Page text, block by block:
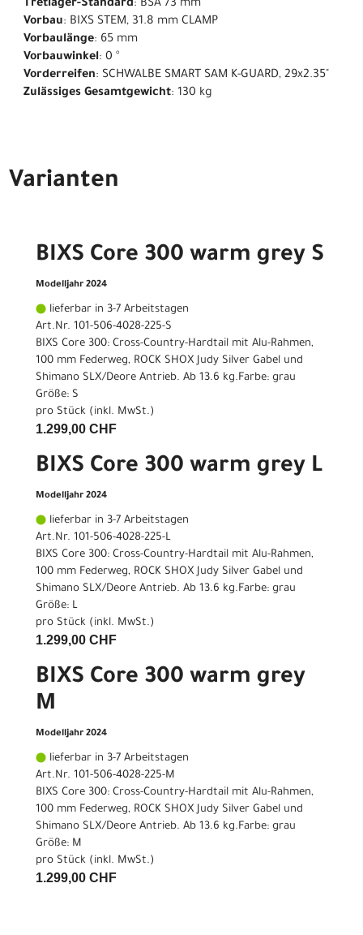
Tretlager-Standard: BSA 73 mm
Vorbau: BIXS STEM, 31.8 mm CLAMP
Vorbaulänge: 65 mm
Vorbauwinkel: 0 °
Vorderreifen: SCHWALBE SMART SAM K-GUARD, 29x2.35"
Zulässiges Gesamtgewicht: 130 kg
Varianten
BIXS Core 300 warm grey S
Modelljahr 2024
lieferbar in 3-7 Arbeitstagen
Art.Nr. 101-506-4028-225-S
BIXS Core 300: Cross-Country-Hardtail mit Alu-Rahmen,
100 mm Federweg, ROCK SHOX Judy Silver Gabel und
Shimano SLX/Deore Antrieb. Ab 13.6 kg.Farbe: grau
Größe: S
pro Stück (inkl. MwSt.)
1.299,00 CHF
BIXS Core 300 warm grey L
Modelljahr 2024
lieferbar in 3-7 Arbeitstagen
Art.Nr. 101-506-4028-225-L
BIXS Core 300: Cross-Country-Hardtail mit Alu-Rahmen,
100 mm Federweg, ROCK SHOX Judy Silver Gabel und
Shimano SLX/Deore Antrieb. Ab 13.6 kg.Farbe: grau
Größe: L
pro Stück (inkl. MwSt.)
1.299,00 CHF
BIXS Core 300 warm grey
M
Modelljahr 2024
lieferbar in 3-7 Arbeitstagen
Art.Nr. 101-506-4028-225-M
BIXS Core 300: Cross-Country-Hardtail mit Alu-Rahmen,
100 mm Federweg, ROCK SHOX Judy Silver Gabel und
Shimano SLX/Deore Antrieb. Ab 13.6 kg.Farbe: grau
Größe: M
pro Stück (inkl. MwSt.)
1.299,00 CHF